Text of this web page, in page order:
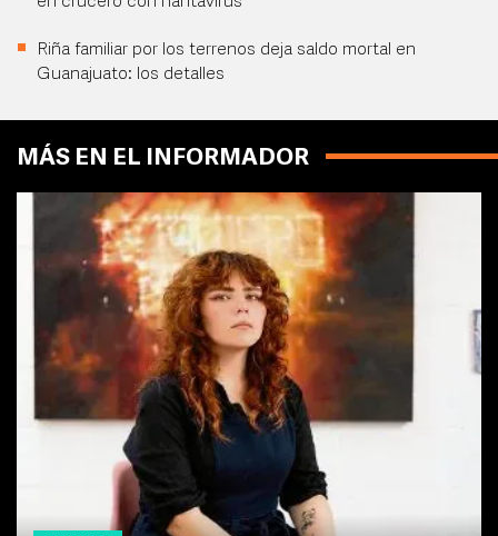
Riña familiar por los terrenos deja saldo mortal en
Guanajuato: los detalles
MÁS EN EL INFORMADOR